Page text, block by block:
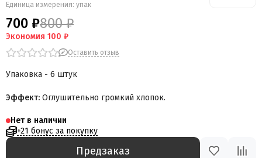
Единица измерения: упак
700 ₽800 ₽
Экономия 100 ₽
Оставить отзыв
Упаковка - 6 штук
Эффект: Оглушительно громкий хлопок.
Нет в наличии
+21 бонус за покупку
Предзаказ